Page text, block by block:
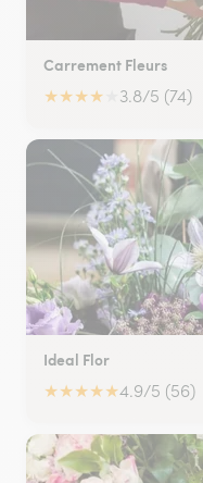
Carrement Fleurs
★★★★ 3.8/5 (74)
Ideal Flor
★★★★★4.9/5 (56)